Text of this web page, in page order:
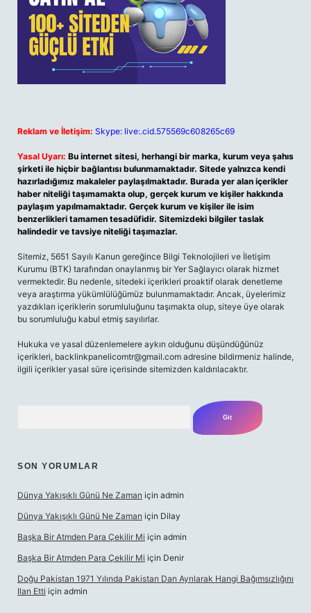
Reklam ve İletişim: Skype: live:.cid.575569c608265c69
Yasal Uyarı: Bu internet sitesi, herhangi bir marka, kurum veya şahıs
şirketi ile hiçbir bağlantısı bulunmamaktadır. Sitede yalnızca kendi
hazırladığımız makaleler paylaşılmaktadır. Burada yer alan içerikler
haber niteliği taşımamakta olup, gerçek kurum ve kişiler hakkında
paylaşım yapılmamaktadır. Gerçek kurum ve kişiler ile isim
benzerlikleri tamamen tesadüfidir. Sitemizdeki bilgiler taslak
halindedir ve tavsiye niteliği taşımazlar.
Sitemiz, 5651 Sayılı Kanun gereğince Bilgi Teknolojileri ve İletişim
Kurumu (BTK) tarafından onaylanmış bir Yer Sağlayıcı olarak hizmet
vermektedir. Bu nedenle, sitedeki içerikleri proaktif olarak denetleme
veya araştırma yükümlülüğümüz bulunmamaktadır. Ancak, üyelerimiz
yazdıkları içeriklerin sorumluluğunu taşımakta olup, siteye üye olarak
bu sorumluluğu kabul etmiş sayılırlar.
Hukuka ve yasal düzenlemelere aykırı olduğunu düşündüğünüz
içerikleri, backlinkpanelicomtr@gmail.com adresine bildirmeniz halinde,
ilgili içerikler yasal süre içerisinde sitemizden kaldırılacaktır.
SON YORUMLAR
Dünya Yakışıklı Günü Ne Zaman için admin
Dünya Yakışıklı Günü Ne Zaman için Dilay
Başka Bir Atmden Para Çekilir Mi için admin
Başka Bir Atmden Para Çekilir Mi için Denir
Doğu Pakistan 1971 Yılında Pakistan Dan Ayrılarak Hangi Bağımsızlığını
Ilan Etti için admin